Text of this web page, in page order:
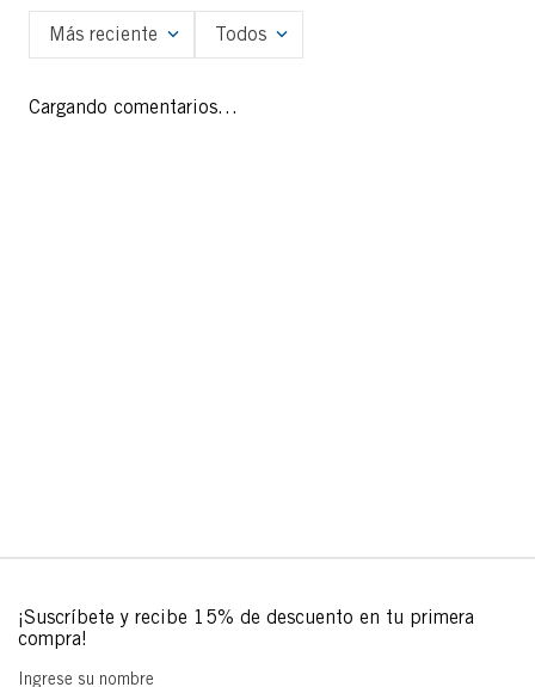
Más reciente Todos
Cargando comentarios…
Ingrese su nombre